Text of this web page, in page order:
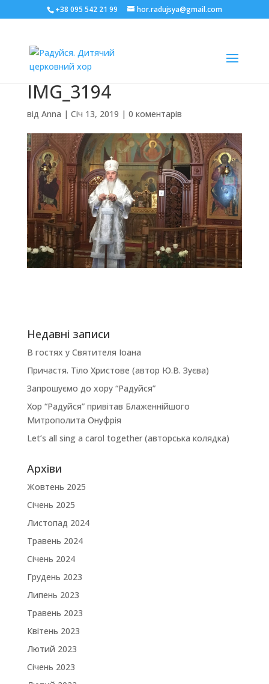
+38 095 542 21 99 hor.radujsya@gmail.com
IMG_3194
від Anna | Січ 13, 2019 | 0 коментарів
Недавні записи
В гостях у Святителя Іоана
Причастя. Тіло Христове (автор Ю.В. Зуєва)
Запрошуємо до хору “Радуйся”
Хор “Радуйся” привітав Блаженнійшого
Митрополита Онуфрія
Let’s all sing a carol together (авторська колядка)
Архіви
Жовтень 2025
Січень 2025
Листопад 2024
Травень 2024
Січень 2024
Грудень 2023
Липень 2023
Травень 2023
Квітень 2023
Лютий 2023
Січень 2023